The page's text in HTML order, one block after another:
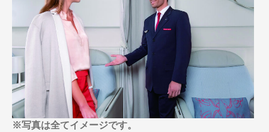
特別企画
グルメ
リゾート
一都市滞在
お祭り・イベント
絶景
日系航空会社で行く
世界遺産を訪れる
1度は見てみたい遺跡
野生動物に出合う
オーロラ
クルーズ
音楽鑑賞
名画鑑賞
美食・旬の味覚を味わう
アドベンチャーツーリズム・ウォー
キング
観光列車
島旅
芸術鑑賞（美術、音楽）・講師同行
の旅
※写真は全てイメージです。